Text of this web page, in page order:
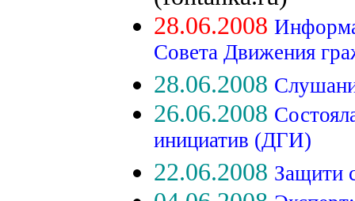
28.06.2008
Совета Движения
28.06.2008
26.06.2008
инициатив (ДГИ)
22.06.2008 Защити